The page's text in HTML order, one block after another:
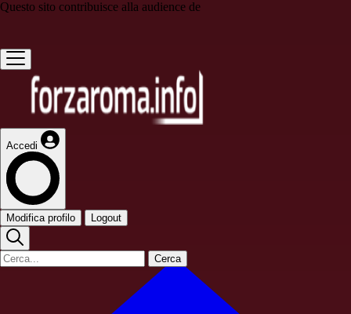
Questo sito contribuisce alla audience de
Accedi
Modifica profilo Logout
Cerca